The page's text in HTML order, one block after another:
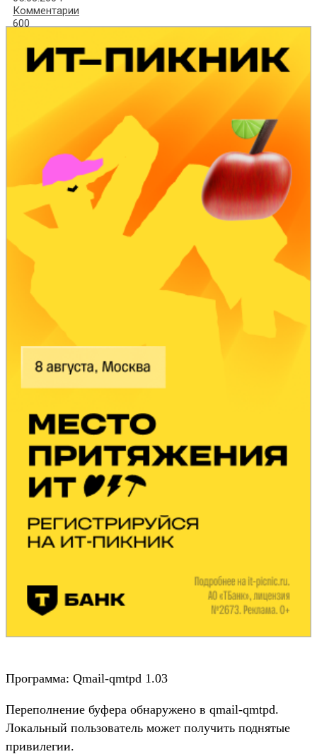
Комментарии
600
Программа: Qmail-qmtpd 1.03
Переполнение буфера обнаружено в qmail-qmtpd.
Локальный пользователь может получить поднятые
привилегии.